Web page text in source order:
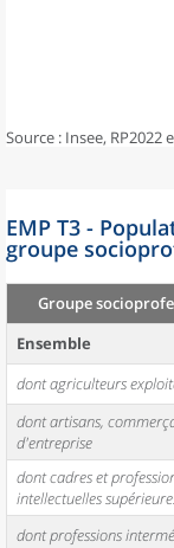
Source : Insee,
EMP T3 -
groupe
Groupe
Ensemble
dont agriculteurs
dont artisans,
d'entreprise
dont cadres et
intellectuelles
dont professions